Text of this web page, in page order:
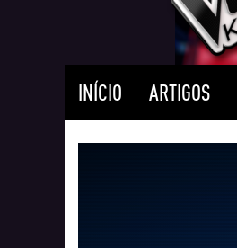
INÍCIO ARTIGOS